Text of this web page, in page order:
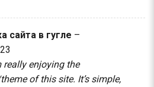
сайта в гугле –
really enjoying the
of this site. It’s simple,